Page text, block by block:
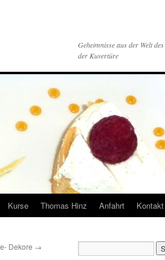
Geheimnisse aus der Welt
der Kuvertüre
Kurse Thomas Hinz Anfahrt Kontakt
Dekore →